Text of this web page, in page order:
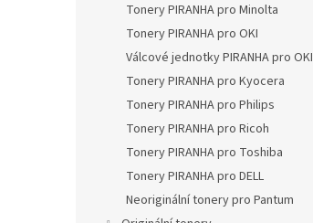
Tonery PIRANHA pro Minolta
Tonery PIRANHA pro OKI
Válcové jednotky PIRANHA pro OKI
Tonery PIRANHA pro Kyocera
Tonery PIRANHA pro Philips
Tonery PIRANHA pro Ricoh
Tonery PIRANHA pro Toshiba
Tonery PIRANHA pro DELL
Neoriginální tonery pro Pantum